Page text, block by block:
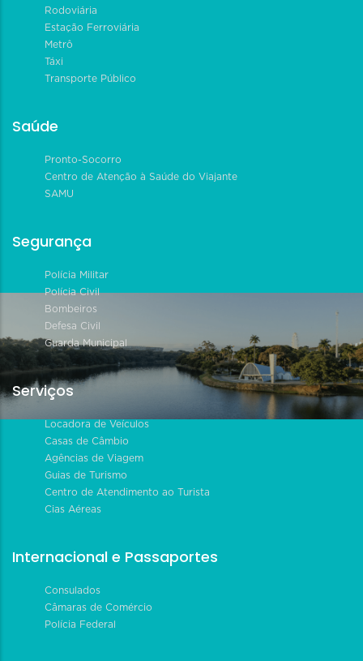
Rodoviária
Estação Ferroviária
Metrô
Táxi
Transporte Público
Saúde
Pronto-Socorro
Centro de Atenção à Saúde do Viajante
SAMU
Segurança
Polícia Militar
Polícia Civil
Bombeiros
Defesa Civil
Guarda Municipal
Serviços
Locadora de Veículos
Casas de Câmbio
Agências de Viagem
Guias de Turismo
Centro de Atendimento ao Turista
Cias Aéreas
Internacional e Passaportes
Consulados
Câmaras de Comércio
Polícia Federal